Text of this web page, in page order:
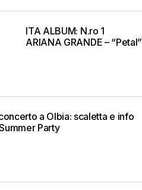
ITA ALBUM: N.ro 1
ARIANA GRANDE – “Petal”
a Olbia: scaletta e info
Party